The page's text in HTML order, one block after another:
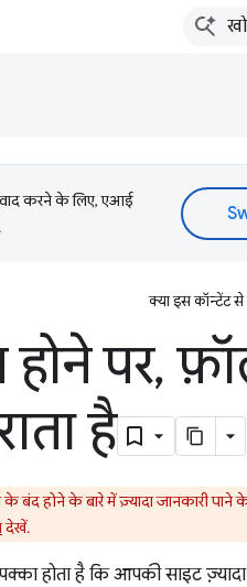
करने के लिए, एआई
क्या इस कॉन्टेंट
पर,
है
बंद होने के बारे में ज़्यादा जानकारी पाने
देखें.
होता है कि आपकी साइट